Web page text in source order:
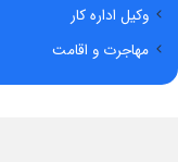
وکیل اداره کار
مهاجرت و اقامت